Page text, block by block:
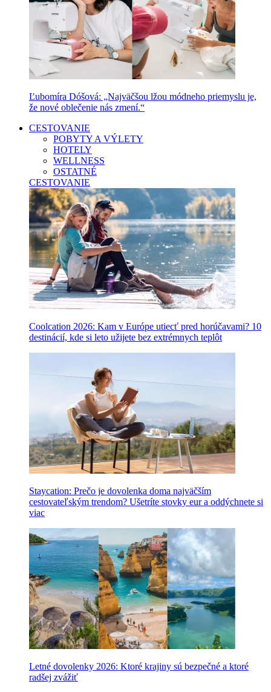
Ľubomíra Dóšová: „Najväčšou lžou módneho priemyslu je,
že nové oblečenie nás zmení.“
CESTOVANIE
POBYTY A VÝLETY
HOTELY
WELLNESS
OSTATNÉ
CESTOVANIE
Coolcation 2026: Kam v Európe utiecť pred horúčavami? 10
destinácií, kde si leto užijete bez extrémnych teplôt
Staycation: Prečo je dovolenka doma najväčším
cestovateľským trendom? Ušetríte stovky eur a oddýchnete si
viac
Letné dovolenky 2026: Ktoré krajiny sú bezpečné a ktoré
radšej zvážiť